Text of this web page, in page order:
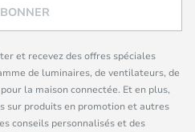
et recevez des offres spéciales
de luminaires, de ventilateurs, de
la maison connectée. Et en plus,
sur produits en promotion et autres
conseils personnalisés et des